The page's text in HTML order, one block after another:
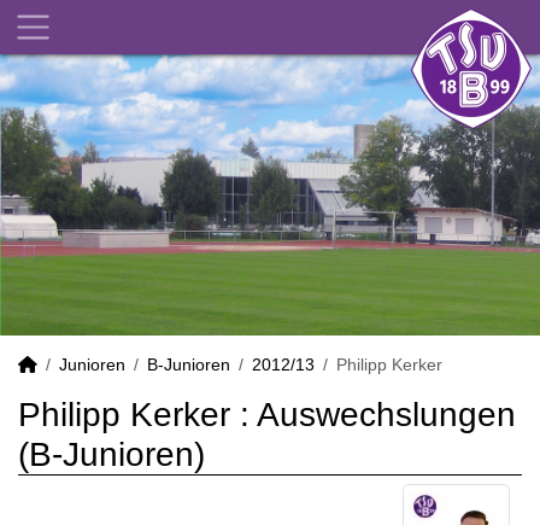
Junioren B-Junioren 2012/13 Philipp Kerker
Philipp Kerker : Auswechslungen
(B-Junioren)